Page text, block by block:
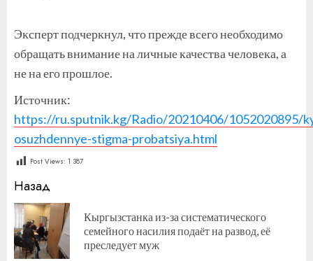
Эксперт подчеркнул, что прежде всего необходимо
обращать внимание на личные качества человека, а
не на его прошлое.
Источник:
https://ru.sputnik.kg/Radio/20210406/1052020895/
osuzhdennye-stigma-probatsiya.html
Post Views: 1 387
Продолжить
чтение
Назад
Кыргызстанка из-за систематического
семейного насилия подаёт на развод, её
преследует муж